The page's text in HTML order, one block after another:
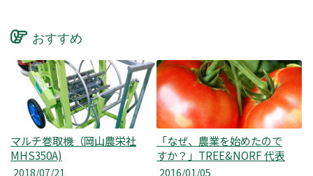
おすすめ
マルチ巻取機（岡山農栄社
MHS350A)
2018/07/21
「なぜ、農業を始めたので
すか？」TREE&NORF 代表
徳本修一 インタビュー
2016/01/05